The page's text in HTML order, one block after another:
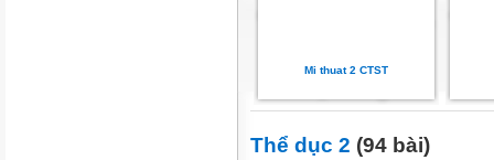
Mi thuat 2 CTST
Thể dục 2 (94 bài)